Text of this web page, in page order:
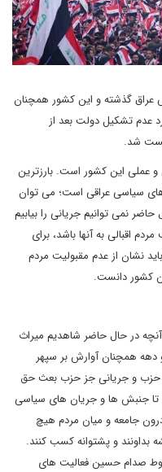
عراق گذشته و این کشور همچنان
عدم تشکیل دولت بعد از
و عملی این کشور است. بارزترین
سیاسی عراقی است؛ می توان
نمی توانیم جریانی را بیابیم
اقبالی به آنها باشد، برای
نشان از عدم مقبولیت مردم
کشور دانست.
در حال حاضر شاهدیم میراث
دهه همچنان آوارش بر سپهر
حزب و جریانی جز حزب بعث حق
جنبش ها و جریان های سیاسی
جامعه و میان مردم هیچ
بداونند و پشتوانه کسب کنند.
صدام حسین فعالیت های